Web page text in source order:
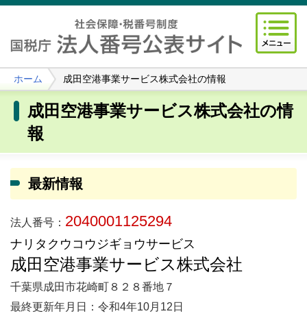
ホーム 成田空港事業サービス株式会社の情報
成田空港事業サービス株式会社の情
報
最新情報
法人番号： 2040001125294
ナリタクウコウジギョウサービス
成田空港事業サービス株式会社
千葉県成田市花崎町８２８番地７
最終更新年月日：令和4年10月12日